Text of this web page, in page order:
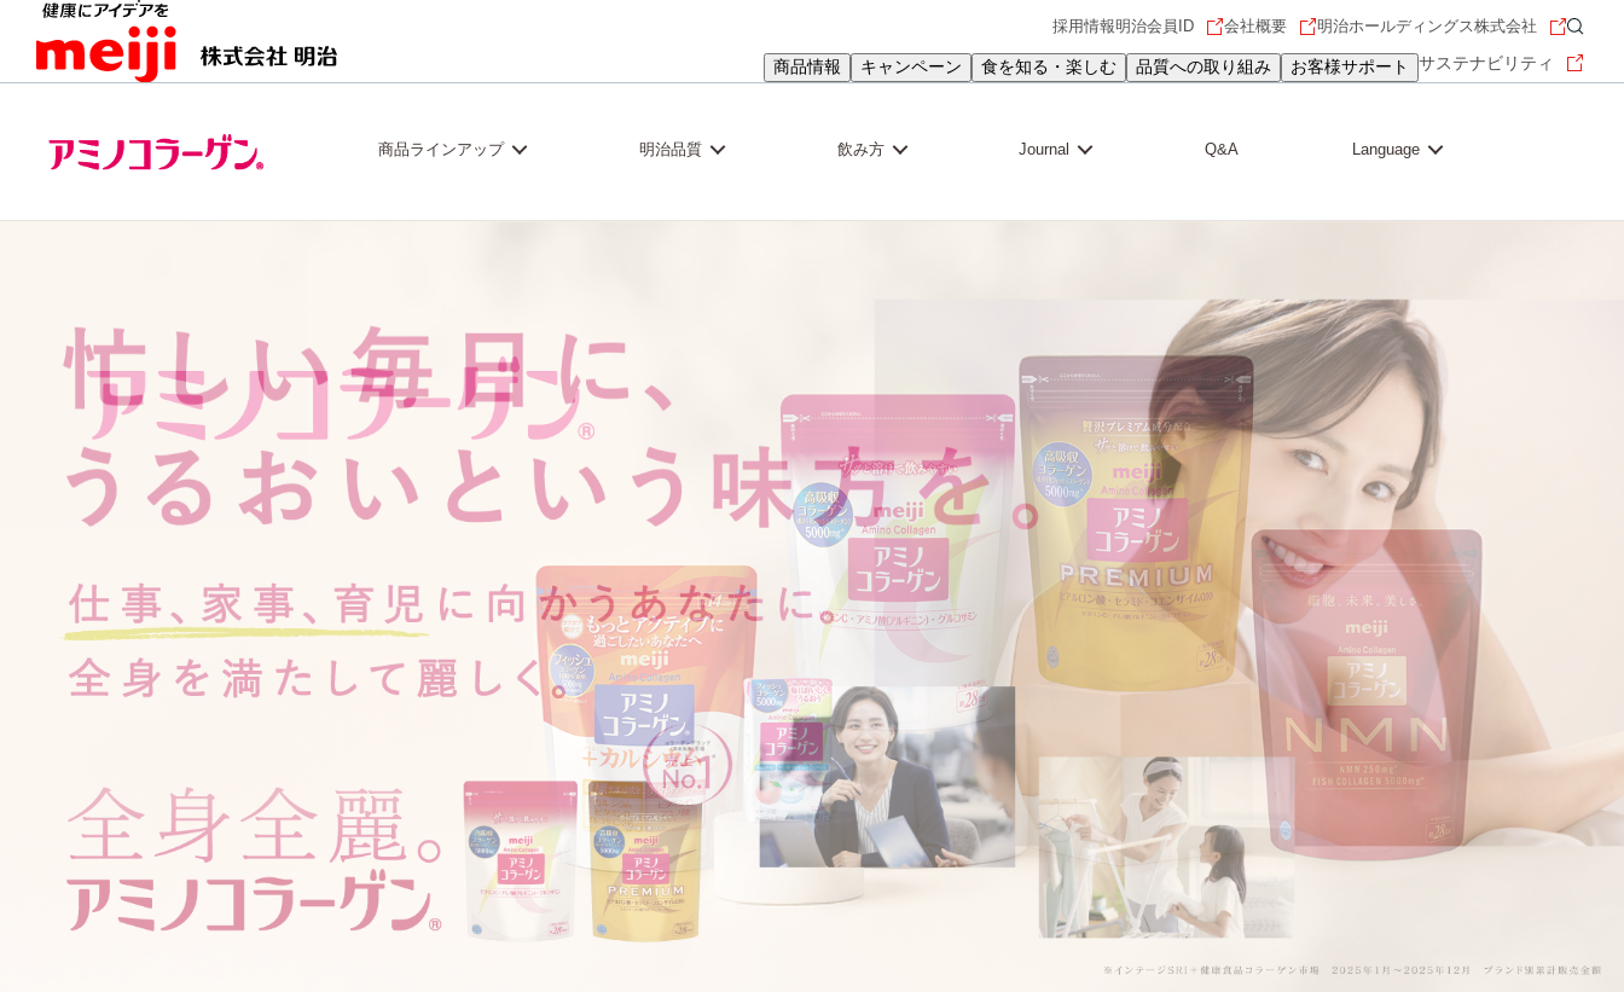
商品情報 キャンペーン 食を知る・楽しむ 品質への取り組み お客様サポート サステナビリティ
採用情報明治会員ID 会社概要 明治ホールディングス株式会社
商品ラインアップ 明治品質 飲み方 Journal Q&A Language